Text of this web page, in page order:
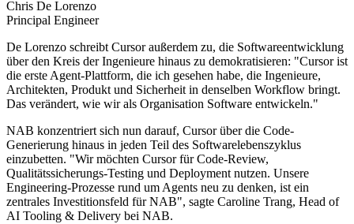
Chris De Lorenzo
Principal Engineer
De Lorenzo schreibt Cursor außerdem zu, die Softwareentwicklung
über den Kreis der Ingenieure hinaus zu demokratisieren: "Cursor ist
die erste Agent-Plattform, die ich gesehen habe, die Ingenieure,
Architekten, Produkt und Sicherheit in denselben Workflow bringt.
Das verändert, wie wir als Organisation Software entwickeln."
NAB konzentriert sich nun darauf, Cursor über die Code-
Generierung hinaus in jeden Teil des Softwarelebenszyklus
einzubetten. "Wir möchten Cursor für Code-Review,
Qualitätssicherungs-Testing und Deployment nutzen. Unsere
Engineering-Prozesse rund um Agents neu zu denken, ist ein
zentrales Investitionsfeld für NAB", sagte Caroline Trang, Head of
AI Tooling & Delivery bei NAB.